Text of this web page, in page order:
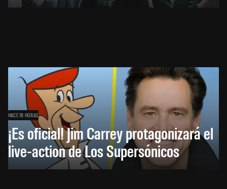
HACE 18 HORAS
¡Es oficial! Jim Carrey protagonizará el
live-action de Los Supersónicos